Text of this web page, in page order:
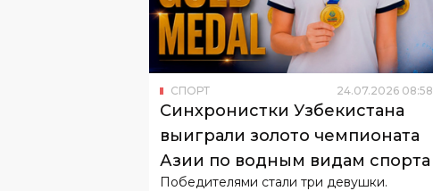
СПОРТ 24.07.2026 08:58
Синхронистки Узбекистана
выиграли золото чемпионата
Азии по водным видам спорта
Победителями стали три девушки.